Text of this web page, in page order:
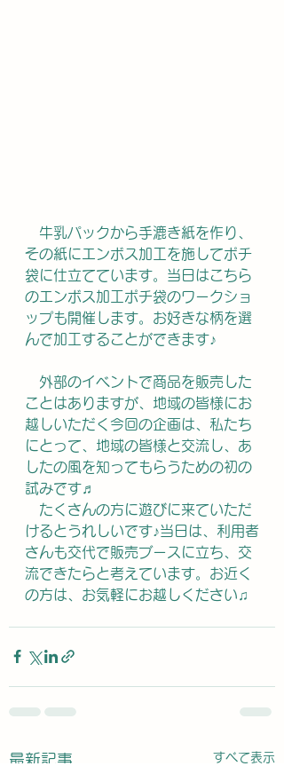
牛乳パックから手漉き紙を作り、
その紙にエンボス加工を施してポチ
袋に仕立てています。当日はこちら
のエンボス加工ポチ袋のワークショ
ップも開催します。お好きな柄を選
んで加工することができます♪
外部のイベントで商品を販売した
ことはありますが、地域の皆様にお
越しいただく今回の企画は、 私たち
にとって、地域の皆様と交流し、あ
したの風を知ってもらうための初の
試みです♬
たくさんの方に遊びに来ていただ
けるとうれしいです♪当日は、利用者
さんも交代で販売ブースに立ち、交
流できたらと考えています。 お近く
の方は、お気軽にお越しください♫
最新記事 すべて表示